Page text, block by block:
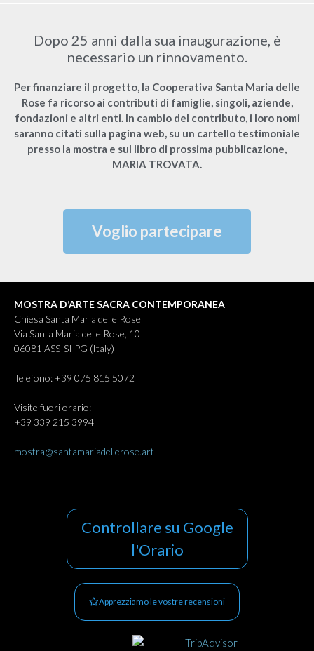
Dopo 25 anni dalla sua inaugurazione, è
necessario un rinnovamento.
Per finanziare il progetto, la Cooperativa Santa Maria delle
Rose fa ricorso ai contributi di famiglie, singoli, aziende,
fondazioni e altri enti. In cambio del contributo, i loro nomi
saranno citati sulla pagina web, su un cartello testimoniale
presso la mostra e sul libro di prossima pubblicazione,
MARIA TROVATA.
Voglio partecipare
MOSTRA D’ARTE SACRA CONTEMPORANEA
Chiesa Santa Maria delle Rose
Via Santa Maria delle Rose, 10
06081 ASSISI PG (Italy)
Telefono: +39 075 815 5072
Visite fuori orario:
+39 339 215 3994
mostra@santamariadellerose.art
Controllare su Google
l'Orario
Apprezziamo le vostre recensioni